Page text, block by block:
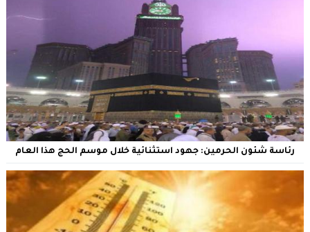
رئاسة شئون الحرمين: جهود استثنائية خلال موسم الحج هذا العام